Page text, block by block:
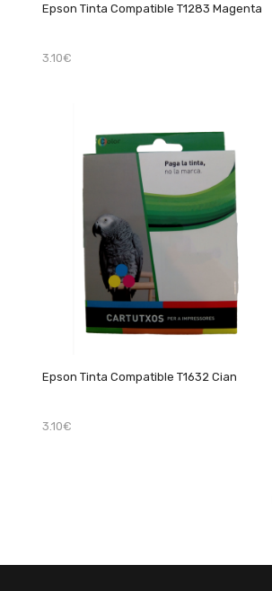
Epson Tinta Compatible T1283 Magenta
3.10€
Epson Tinta Compatible T1632 Cian
3.10€